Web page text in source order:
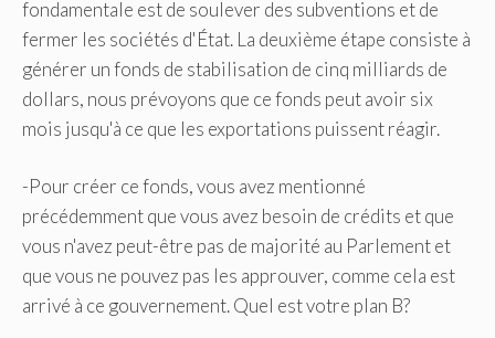
fondamentale est de soulever des subventions et de
fermer les sociétés d'État. La deuxième étape consiste à
générer un fonds de stabilisation de cinq milliards de
dollars, nous prévoyons que ce fonds peut avoir six
mois jusqu'à ce que les exportations puissent réagir.
-Pour créer ce fonds, vous avez mentionné
précédemment que vous avez besoin de crédits et que
vous n'avez peut-être pas de majorité au Parlement et
que vous ne pouvez pas les approuver, comme cela est
arrivé à ce gouvernement. Quel est votre plan B?